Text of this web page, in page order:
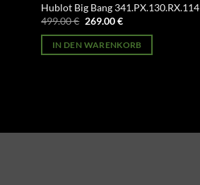
Hublot Big Bang 341.PX.130.RX.114
499.00€ Ursprünglicher
war:
499.00 €
269.00€Aktueller
ist:
269.00 €.
IN DEN WARENKORB